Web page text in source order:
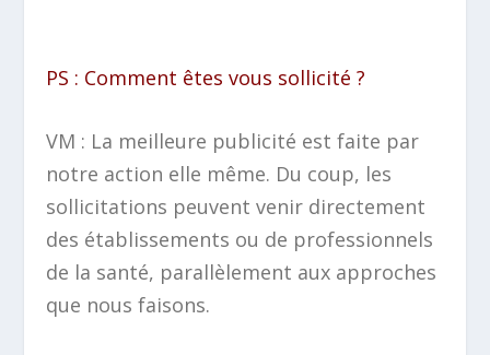
PS : Comment êtes vous sollicité ?
VM : La meilleure publicité est faite par
notre action elle même. Du coup, les
sollicitations peuvent venir directement
des établissements ou de professionnels
de la santé, parallèlement aux approches
que nous faisons.